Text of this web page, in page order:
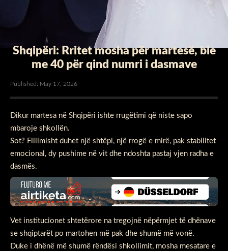
Shqipëri: Rritet mosha për martesë, bie
me 40 për qind numri i dasmave
Published: May 17, 2026
Dikur martesa në Shqipëri ishte rrugëtimi që niste sapo
mbaroje shkollën.
Sot? Fillimisht duhet një shtëpi, një rrogë e mirë, pak stabilitet
emocional, dy pushime në vit dhe ndoshta pastaj vjen radha e
dasmës.
Vet institucionet shtetërore na tregojnë nëpërmjet të dhënave
se shqiptarët po martohen më pak dhe shumë më vonë.
Duke i dhënë më shumë rëndësi shkollimit, mosha mesatare e